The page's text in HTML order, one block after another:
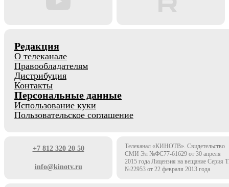
Редакция
О телеканале
Правообладателям
Дистрибуция
Контакты
Персональные данные
Использование куки
Пользовательское соглашение
+7 812 320 20 50
info@kinotv.ru
Телеканал «КИНОТВ». Свидетельство
СМИ Эл №ФС77-61629 от 30 апреля
2015 года Лицензия на вещание Серия
№22953 от 22 февраля 2013 года